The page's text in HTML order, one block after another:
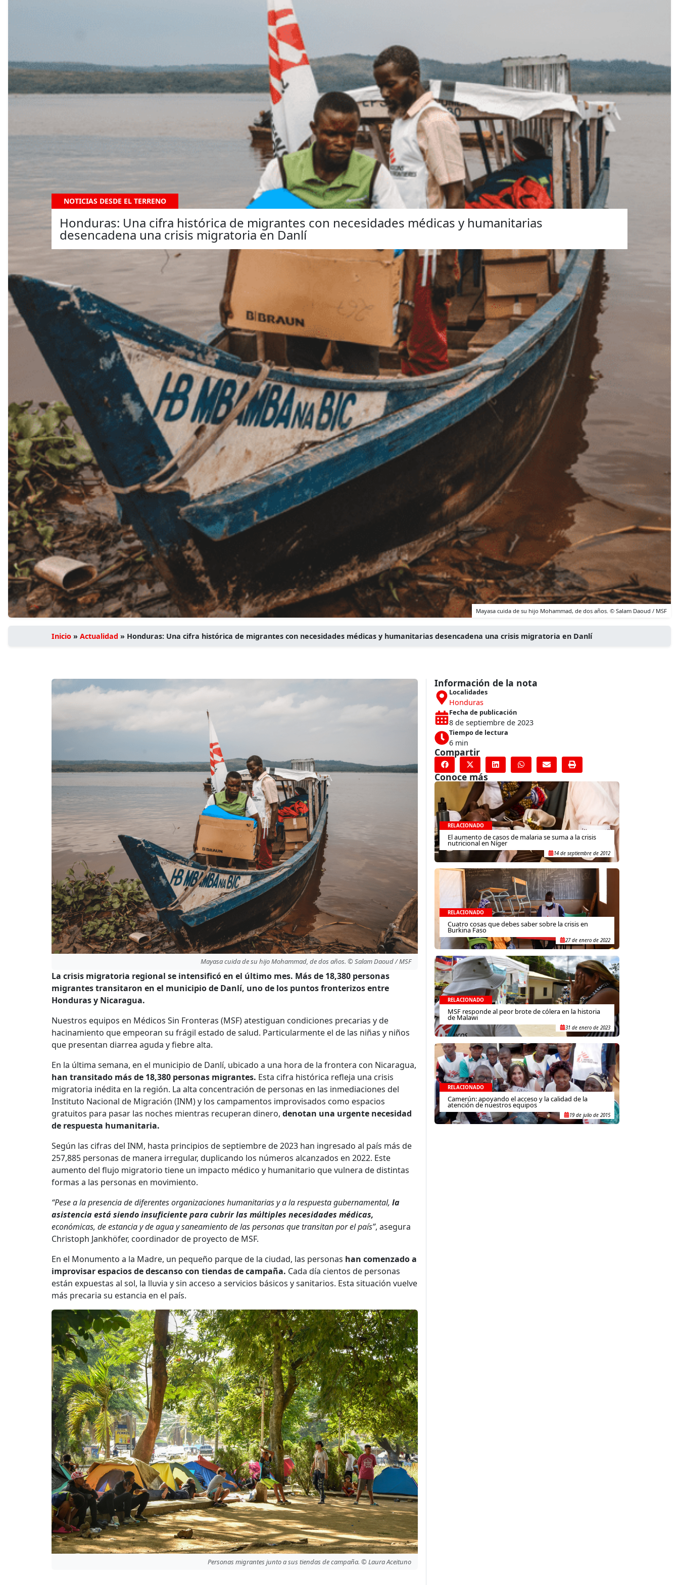
NOTICIAS DESDE EL TERRENO
Honduras: Una cifra histórica de migrantes con necesidades médicas y humanitarias
desencadena una crisis migratoria en Danlí
Mayasa cuida de su hijo Mohammad, de dos años. © Salam Daoud / MSF
Inicio » Actualidad » Honduras: Una cifra histórica de migrantes con necesidades médicas y humanitarias desencadena una crisis migratoria en Danlí
Mayasa cuida de su hijo Mohammad, de dos años. © Salam Daoud / MSF
La crisis migratoria regional se intensificó en el último mes. Más de 18,380 personas
migrantes transitaron en el municipio de Danlí, uno de los puntos fronterizos entre
Honduras y Nicaragua.
Nuestros equipos en Médicos Sin Fronteras (MSF) atestiguan condiciones precarias y de
hacinamiento que empeoran su frágil estado de salud. Particularmente el de las niñas y niños
que presentan diarrea aguda y fiebre alta.
En la última semana, en el municipio de Danlí, ubicado a una hora de la frontera con Nicaragua,
han transitado más de 18,380 personas migrantes. Esta cifra histórica refleja una crisis
migratoria inédita en la región. La alta concentración de personas en las inmediaciones del
Instituto Nacional de Migración (INM) y los campamentos improvisados como espacios
gratuitos para pasar las noches mientras recuperan dinero, denotan una urgente necesidad
de respuesta humanitaria.
Según las cifras del INM, hasta principios de septiembre de 2023 han ingresado al país más de
257,885 personas de manera irregular, duplicando los números alcanzados en 2022. Este
aumento del flujo migratorio tiene un impacto médico y humanitario que vulnera de distintas
formas a las personas en movimiento.
“Pese a la presencia de diferentes organizaciones humanitarias y a la respuesta gubernamental, la
asistencia está siendo insuficiente para cubrir las múltiples necesidades médicas,
económicas, de estancia y de agua y saneamiento de las personas que transitan por el país”, asegura
Christoph Jankhöfer, coordinador de proyecto de MSF.
En el Monumento a la Madre, un pequeño parque de la ciudad, las personas han comenzado a
improvisarespacios de descanso con tiendas de campaña. Cada día cientos de personas
están expuestas al sol, la lluvia y sin acceso a servicios básicos y sanitarios. Esta situación vuelve
más precaria su estancia en el país.
Personas migrantes junto a sus tiendas de campaña. © Laura Aceituno
Información de la nota
Localidades
Honduras
Fecha de publicación
8 de septiembre de 2023
Tiempo de lectura
6 min
Compartir
Conoce más
RELACIONADO
El aumento de casos de malaria se suma a la crisis
nutricional en Níger
14 de septiembre de 2012
RELACIONADO
Cuatro cosas que debes saber sobre la crisis en
Burkina Faso
27 de enero de 2022
RELACIONADO
MSF responde al peor brote de cólera en la historia
de Malawi
31 de enero de 2023
RELACIONADO
Camerún: apoyando el acceso y la calidad de la
atención de nuestros equipos
19 de julio de 2015